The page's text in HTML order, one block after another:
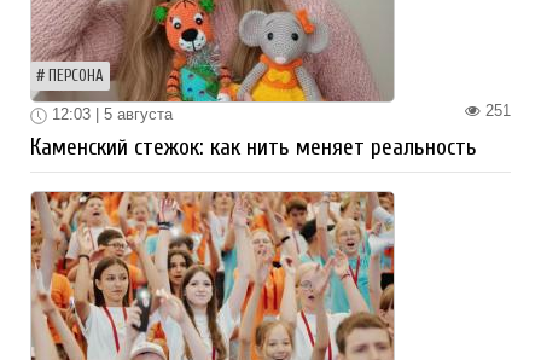
ПЕРСОНА
251
12:03 | 5 августа
Каменский стежок: как нить меняет реальность